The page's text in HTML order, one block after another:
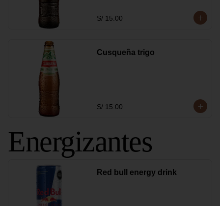
S/ 15.00
Cusqueña trigo
S/ 15.00
Energizantes
Red bull energy drink